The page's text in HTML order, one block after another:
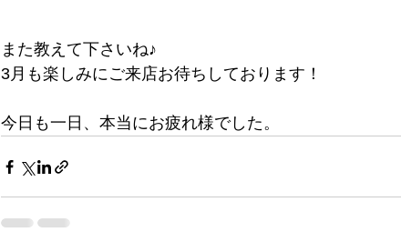
また教えて下さいね♪
3月も楽しみにご来店お待ちしております！
今日も一日、本当にお疲れ様でした。